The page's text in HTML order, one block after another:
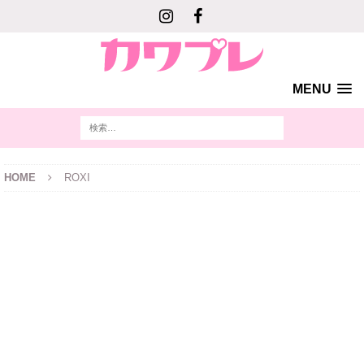
MENU
HOME ROXI